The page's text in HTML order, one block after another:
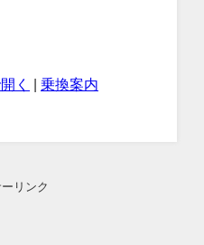
く 乗換案内
リンク